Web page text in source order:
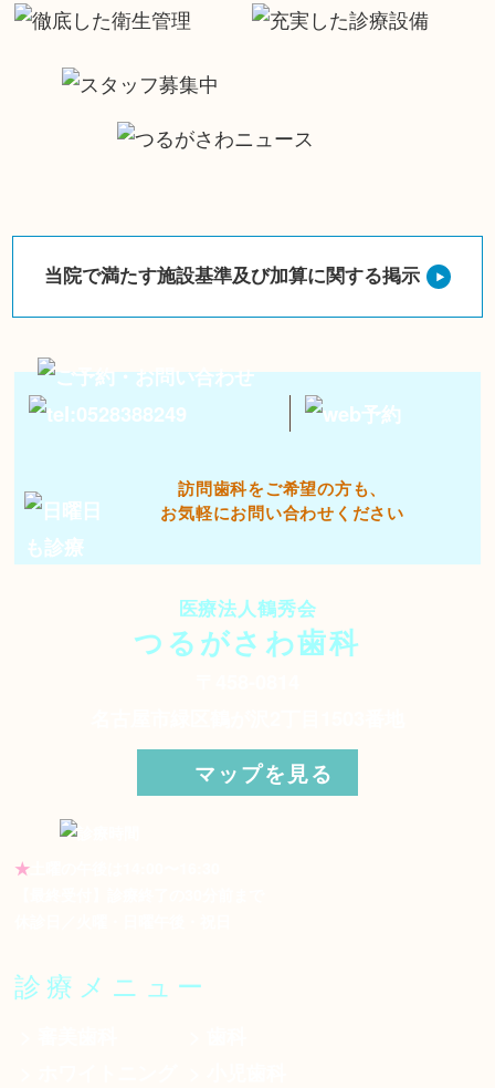
当院で満たす施設基準及び加算に関する掲示
訪問歯科をご希望の方も、
お気軽にお問い合わせください
医療法人鶴秀会
つるがさわ歯科
マップを見る
★
診療メニュー